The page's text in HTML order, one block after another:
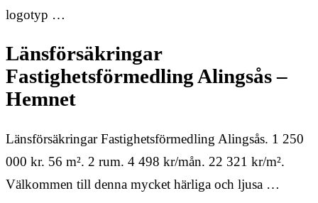
logotyp …
Länsförsäkringar
Fastighetsförmedling Alingsås –
Hemnet
Länsförsäkringar Fastighetsförmedling Alingsås. 1 250
000 kr. 56 m². 2 rum. 4 498 kr/mån. 22 321 kr/m².
Välkommen till denna mycket härliga och ljusa …